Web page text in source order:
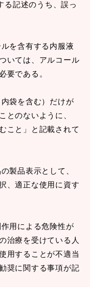
る記述のうち、誤っ
を含有する内服液
いては、アルコール
要である。
袋を含む）だけが
とのないように、
こと」と記載されて
製品表示として、
、適正な使用に資す
用による危険性が
治療を受けている人
用することが不適当
奨に関する事項が記